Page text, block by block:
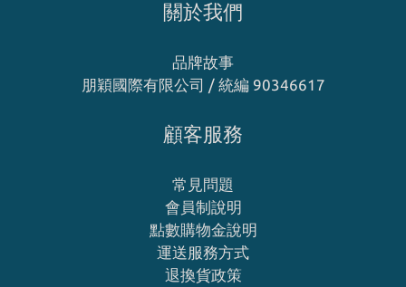
關於我們
品牌故事
朋穎國際有限公司 / 統編 90346617
顧客服務
常見問題
會員制說明
點數購物金說明
運送服務方式
退換貨政策